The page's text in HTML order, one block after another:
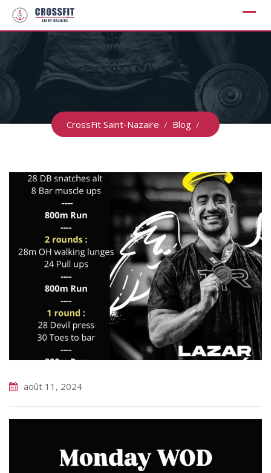
Skip
CrossFit Saint-Nazaire / Blog /
août 11, 2024